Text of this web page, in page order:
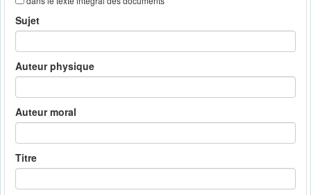
Sujet
Auteur physique
Auteur moral
Titre